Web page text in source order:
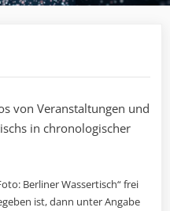
von Veranstaltungen und
in chronologischer
Berliner Wassertisch“ frei
ist, dann unter Angabe